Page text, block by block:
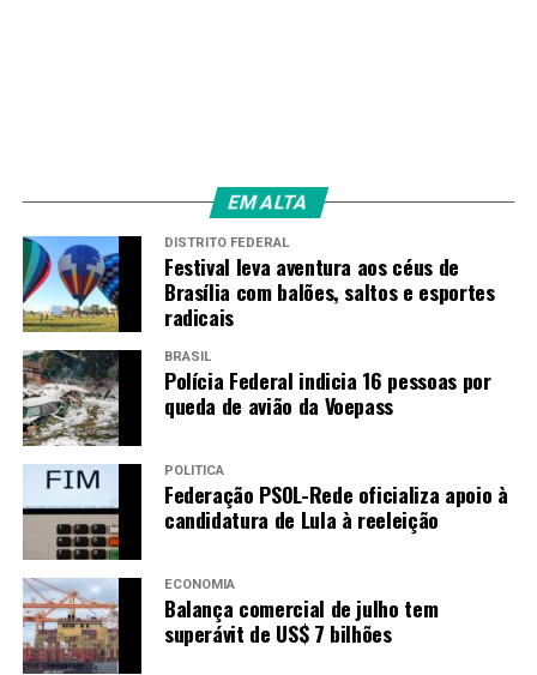
agendamento para atendimento presencial será feito
pelos meios informados por cada TRE e cartórios
eleitorais, e estará disponível das 8h30 às 19h. O
atendimento será marcado conforme a ordem de
chegada dos pedidos – o interessado não poderá
escolher o horário.
Depois de receber os requerimentos, a Justiça Eleitoral
valida a documentação e a encaminha à Receita Federal
para emitir o CNPJ. Tendo CNPJ e o registro, os
candidatos já podem abrir conta-corrente da campanha
e estão aptos para iniciar a arrecadação de recursos
após o dia 26 de setembro.
Fonte: Agência Brasil
EM ALTA
DISTRITO FEDERAL
Festival leva aventura aos céus de
Brasília com balões, saltos e esportes
radicais
BRASIL
Polícia Federal indicia 16 pessoas por
queda de avião da Voepass
POLÍTICA
Federação PSOL-Rede oficializa apoio à
candidatura de Lula à reeleição
ECONOMIA
Balança comercial de julho tem
superávit de US$ 7 bilhões